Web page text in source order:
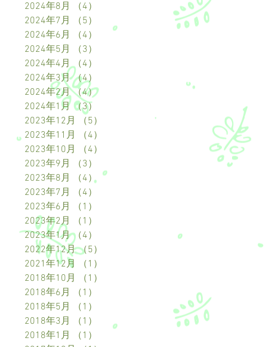
2024年8月
（4）
2024年7月
（5）
2024年6月
（4）
2024年5月
（3）
2024年4月 （4）
2024年3月 （4）
2024年2月 （4）4件の記事
2024年1月 （3）
2023年12月
（5）
2023年11月
（4）
2023年10月
（4）
2023年9月
（3）
2023年8月
（4） 4件の記事
2023年7月
（4）
2023年6月
（1）
2023年2月
（1）
2023年1月 （4）
2022年12月 （5）
2021年12月
（1）
2018年10月
（1）
2018年6月
（1）
2018年5月
（1）
2018年3月
（1）
1件の記事
2018年1月
（1）